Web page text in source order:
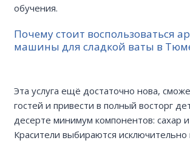
обучения.
Почему стоит воспользоваться
машины для сладкой ваты в
Эта услуга ещё достаточно нова,
гостей и привести в полный восторг
десерте минимум компонентов: сахар и
Красители выбираются